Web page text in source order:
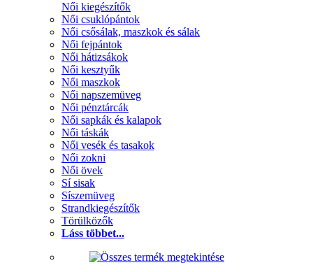
Női kiegészítők
Női csuklópántok
Női csősálak, maszkok és sálak
Női fejpántok
Női hátizsákok
Női kesztyűk
Női maszkok
Női napszemüveg
Női pénztárcák
Női sapkák és kalapok
Női táskák
Női vesék és tasakok
Női zokni
Női övek
Sí sisak
Síszemüveg
Strandkiegészítők
Törülközők
Láss többet...